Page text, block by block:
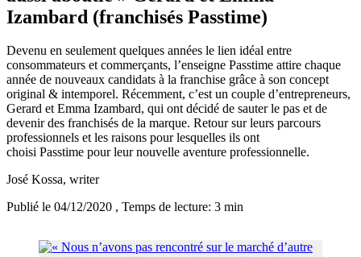
Izambard (franchisés Passtime)
Devenu en seulement quelques années le lien idéal entre
consommateurs et commerçants, l’enseigne Passtime attire chaque
année de nouveaux candidats à la franchise grâce à son concept
original & intemporel. Récemment, c’est un couple d’entrepreneurs,
Gerard et Emma Izambard, qui ont décidé de sauter le pas et de
devenir des franchisés de la marque. Retour sur leurs parcours
professionnels et les raisons pour lesquelles ils ont
choisi Passtime pour leur nouvelle aventure professionnelle.
José Kossa, writer
Publié le 04/12/2020 , Temps de lecture: 3 min